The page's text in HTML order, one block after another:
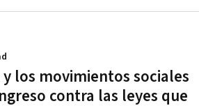
y los movimientos sociales
contra las leyes que